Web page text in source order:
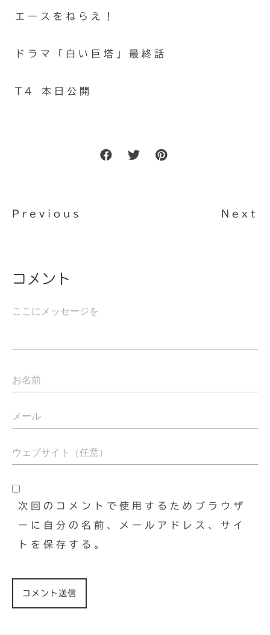
エースをねらえ！
ドラマ「白い巨塔」最終話
T4 本日公開
Previous Next
コメント
次回のコメントで使用するためブラウザ
ーに自分の名前、メールアドレス、サイ
トを保存する。